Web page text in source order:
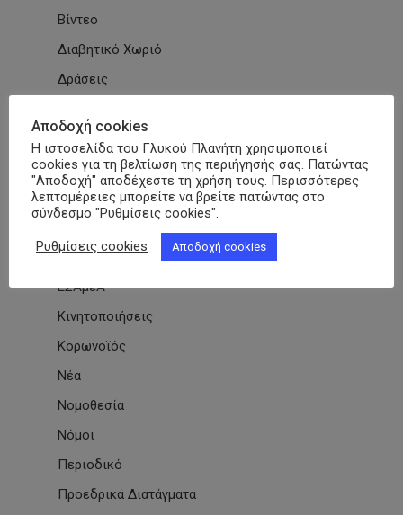
Βίντεο
Διαβητικό Χωριό
Δράσεις
Εθνικές & Διεθνείς Συμβάσεις
Εκδηλώσεις Συλλόγων
Εκπαίδευση
Επιστημονικά Άρθρα
ΕΣΑμεΑ
Κινητοποιήσεις
Κορωνοϊός
Νέα
Νομοθεσία
Νόμοι
Περιοδικό
Προεδρικά Διατάγματα
Αποδοχή cookies
Η ιστοσελίδα του Γλυκού Πλανήτη χρησιμοποιεί
cookies για τη βελτίωση της περιήγησής σας. Πατώντας
"Αποδοχή" αποδέχεστε τη χρήση τους. Περισσότερες
λεπτομέρειες μπορείτε να βρείτε πατώντας στο
σύνδεσμο "Ρυθμίσεις cookies".
Ρυθμίσεις cookies Αποδοχή cookies